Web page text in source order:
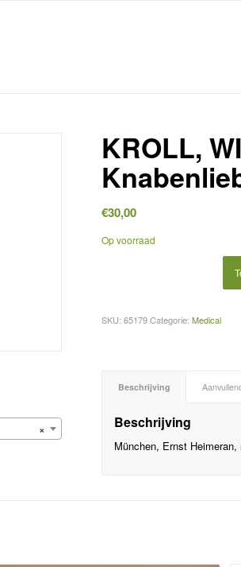
×
KROLL,
€30,00
Op voorraad
SKU:65179 Categorie:Medical
Beschrijving
Beschrijving
München, Ernst